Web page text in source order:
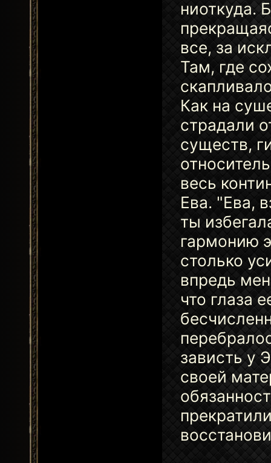
ниоткуда.
все, за
Там, где
Как на
страдали
существ,
весь
Ева. "Ева,
ты
гармонию
столько
впредь
что глаза
зависть у
своей